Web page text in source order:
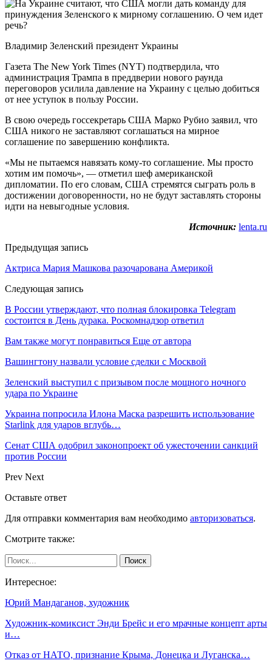
Владимир Зеленский президент Украины
Газета The New York Times (NYT) подтвердила, что
администрация Трампа в преддверии нового раунда
переговоров усилила давление на Украину с целью добиться
от нее уступок в пользу России.
В свою очередь госсекретарь США Марко Рубио заявил, что
США никого не заставляют соглашаться на мирное
соглашение по завершению конфликта.
«Мы не пытаемся навязать кому-то соглашение. Мы просто
хотим им помочь», — отметил шеф американской
дипломатии. По его словам, США стремятся сыграть роль в
достижении договоренности, но не будут заставлять стороны
идти на невыгодные условия.
Источник: lenta.ru
Предыдущая запись
Актриса Мария Машкова разочарована Америкой
Следующая запись
В России утверждают, что полная блокировка Telegram
состоится в День дурака. Роскомнадзор ответил
Вам также могут понравиться Еще от автора
Вашингтону назвали условие сделки с Москвой
Зеленский выступил с призывом после мощного ночного
удара по Украине
Украина попросила Илона Маска разрешить использование
Starlink для ударов вглубь…
Сенат США одобрил законопроект об ужесточении санкций
против России
Prev Next
Оставьте ответ
Для отправки комментария вам необходимо авторизоваться.
Смотрите также:
Интересное:
Юрий Мандаганов, художник
Художник-комиксист Энди Брейс и его мрачные концепт арты
и…
Отказ от НАТО, признание Крыма, Донецка и Луганска…